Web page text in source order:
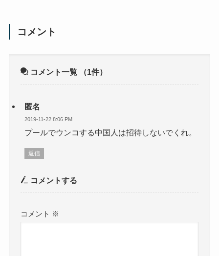
コメント
コメント一覧 （1件）
匿名
2019-11-22 8:06 PM
プールでウンコする中国人は招待しないでくれ。
返信
コメントする
コメント ※